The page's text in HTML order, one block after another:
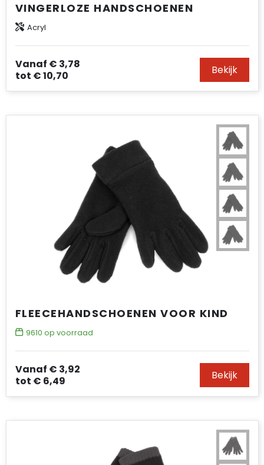
VINGERLOZE HANDSCHOENEN
Acryl
Vanaf € 3,78
tot € 10,70 Bekijk
FLEECEHANDSCHOENEN VOOR KIND
9610 op voorraad
Vanaf € 3,92
tot € 6,49 Bekijk